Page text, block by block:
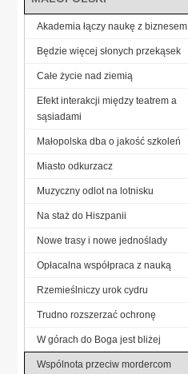
Akademia łączy naukę z biznesem
Będzie więcej słonych przekąsek
Całe życie nad ziemią
Efekt interakcji między teatrem a
sąsiadami
Małopolska dba o jakość szkoleń
Miasto odkurzacz
Muzyczny odlot na lotnisku
Na staż do Hiszpanii
Nowe trasy i nowe jednoślady
Opłacalna współpraca z nauką
Rzemieślniczy urok cydru
Trudno rozszerzać ochronę
W górach do Boga jest bliżej
Wspólnota przeciw mordercom